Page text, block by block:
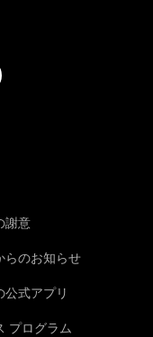
謝意
らのお知らせ
式アプリ
プログラム